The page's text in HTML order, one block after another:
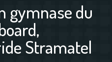
gymnase du
Stramatel